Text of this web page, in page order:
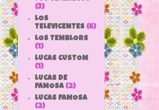
(3)
LOS
TELEVICENTES (6)
LOS TEMBLORS
(1)
LUCAS CUSTOM
(1)
LUCAS DE
FAMOSA (2)
LUCAS FAMOSA
(2)